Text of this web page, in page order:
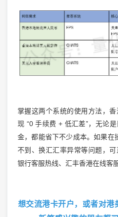
掌握这两个系统的使用方法，
现 “0手续费 + 低汇差”，无论是
金，都能省下不少成本。如果在
不到、换汇汇率异常等问题，
银行客服热线、汇丰香港在线客
想交流港卡开户，或者对港